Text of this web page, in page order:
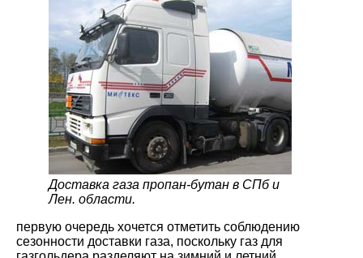
Доставка газа пропан-бутан в СПб и
Лен. области.
первую очередь хочется отметить соблюдению
сезонности доставки газа, поскольку газ для